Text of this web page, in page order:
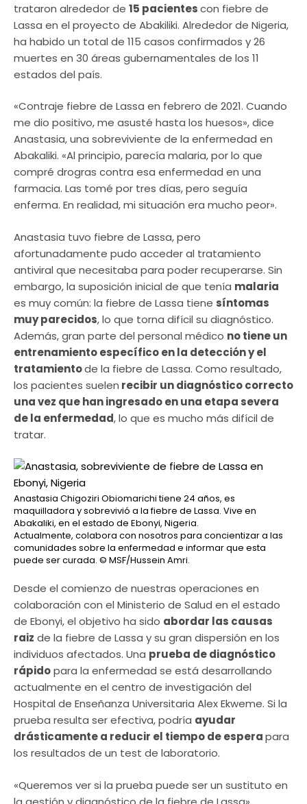
trataron alrededor de 15 pacientescon fiebre de
Lassa en el proyecto de Abakiliki. Alrededor de Nigeria,
ha habido un total de 115 casos confirmados y 26
muertes en 30 áreas gubernamentales de los 11
estados del país.
«Contraje fiebre de Lassa en febrero de 2021. Cuando
me dio positivo, me asusté hasta los huesos», dice
Anastasia, una sobreviviente de la enfermedad en
Abakaliki. «Al principio, parecía malaria, por lo que
compré drogras contra esa enfermedad en una
farmacia. Las tomé por tres días, pero seguía
enferma. En realidad, mi situación era mucho peor».
Anastasia tuvo fiebre de Lassa, pero
afortunadamente pudo acceder al tratamiento
antiviral que necesitaba para poder recuperarse. Sin
embargo, la suposición inicial de que tenía malaria
es muy común: la fiebre de Lassa tiene síntomas
muy parecidos, lo que torna difícil su diagnóstico.
Además, gran parte del personal médico no tiene un
entrenamiento específico en la detección y el
tratamientode la fiebre de Lassa. Como resultado,
los pacientes suelen recibir un diagnóstico correcto
una vez que han ingresado en una etapa severa
de la enfermedad, lo que es mucho más difícil de
tratar.
Anastasia Chigoziri Obiomarichi tiene 24 años, es
maquilladora y sobrevivió a la fiebre de Lassa. Vive en
Abakaliki, en el estado de Ebonyi, Nigeria.
Actualmente, colabora con nosotros para concientizar a las
comunidades sobre la enfermedad e informar que esta
puede ser curada. © MSF/Hussein Amri.
Desde el comienzo de nuestras operaciones en
colaboración con el Ministerio de Salud en el estado
de Ebonyi, el objetivo ha sido abordar las causas
raiz de la fiebre de Lassa y su gran dispersión en los
individuos afectados. Una prueba de diagnóstico
rápidopara la enfermedad se está desarrollando
actualmente en el centro de investigación del
Hospital de Enseñanza Universitaria Alex Ekweme. Si la
prueba resulta ser efectiva, podría ayudar
drásticamente a reducir el tiempo de esperapara
los resultados de un test de laboratorio.
«Queremos ver si la prueba puede ser un sustituto en